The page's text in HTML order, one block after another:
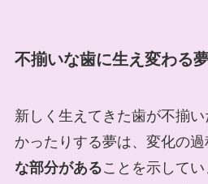
不揃いな歯に生え変わる
新しく生えてきた歯が不揃
かったりする夢は、変化の過
な部分があることを示して